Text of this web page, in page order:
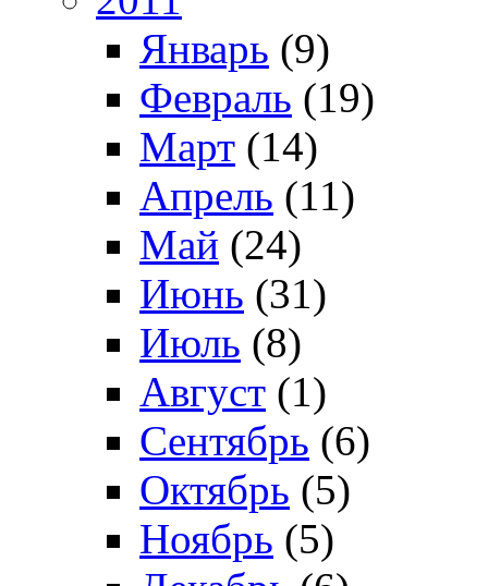
Январь (9)
Февраль (19)
Март (14)
Апрель (11)
Май (24)
Июнь (31)
Июль (8)
Август (1)
Сентябрь (6)
Октябрь (5)
Ноябрь (5)